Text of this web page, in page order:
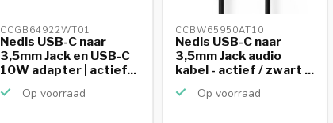
CCGB64922WT01
Nedis USB-C naar
3,5mm Jack en USB-C
10W adapter | actief...
Op voorraad
CCBW65950AT10
Nedis USB-C naar
3,5mm Jack audio
kabel - actief / zwart ...
Op voorraad